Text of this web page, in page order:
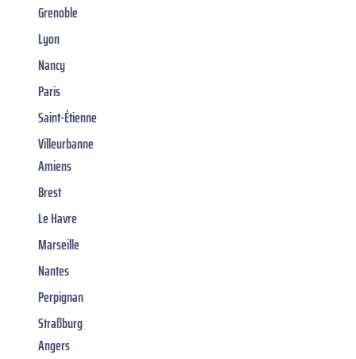
Grenoble
Lyon
Nancy
Paris
Saint-Étienne
Villeurbanne
Amiens
Brest
Le Havre
Marseille
Nantes
Perpignan
Straßburg
Angers